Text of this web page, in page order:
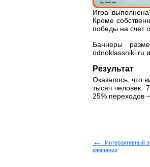
Игра
Кроме
победы на счет
Баннеры
odnoklassniki.ru
Результат
Оказалось, что
тысяч человек.
25% переходов
←
Интерактивный
кампании